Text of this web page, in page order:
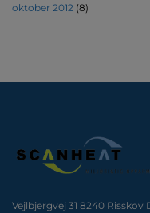
oktober 2012 (8)
Vejlbjergvej 31 8240 Risskov